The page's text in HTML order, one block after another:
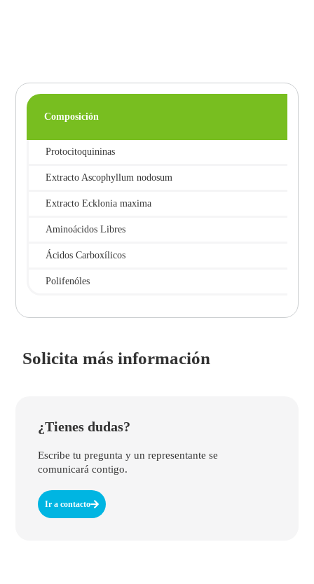
Composición
Protocitoquininas
Extracto Ascophyllum nodosum
Extracto Ecklonia maxima
Aminoácidos Libres
Ácidos Carboxílicos
Polifenóles
Solicita más información
¿Tienes dudas?
Escribe tu pregunta y un representante se
comunicará contigo.
Ir a contacto